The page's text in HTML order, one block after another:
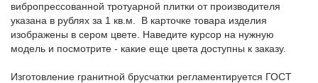
вибропрессованной тротуарной плитки от производителя
указана в рублях за 1 кв.м. В карточке товара изделия
изображены в сером цвете. Наведите курсор на нужную
модель и посмотрите - какие еще цвета доступны к заказу.
Изготовление гранитной брусчатки регламентируется ГОСТ